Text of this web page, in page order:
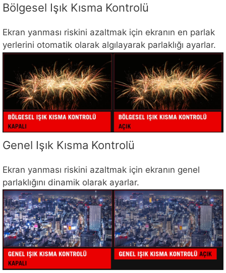
Bölgesel Işık Kısma Kontrolü
Ekran yanması riskini azaltmak için ekranın en parlak
yerlerini otomatik olarak algılayarak parlaklığı ayarlar.
Genel Işık Kısma Kontrolü
Ekran yanması riskini azaltmak için ekranın genel
parlaklığını dinamik olarak ayarlar.